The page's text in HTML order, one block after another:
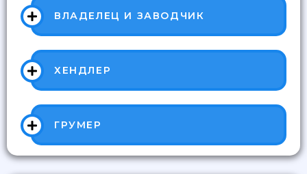
ВЛАДЕЛЕЦ И ЗАВОДЧИК
ХЕНДЛЕР
ГРУМЕР